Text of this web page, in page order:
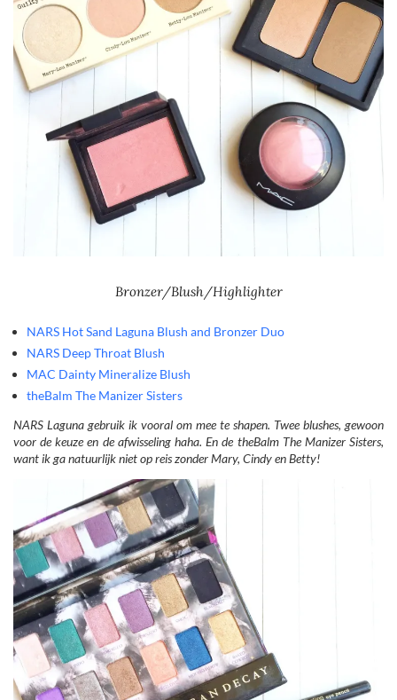
Bronzer/Blush/Highlighter
NARS Hot Sand Laguna Blush and Bronzer Duo
NARS Deep Throat Blush
MAC Dainty Mineralize Blush
theBalm The Manizer Sisters
NARS Laguna gebruik ik vooral om mee te shapen. Twee blushes, gewoon
voor de keuze en de afwisseling haha. En de theBalm The Manizer Sisters,
want ik ga natuurlijk niet op reis zonder Mary, Cindy en Betty!